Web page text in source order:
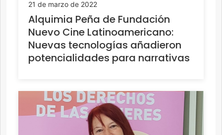
21 de marzo de 2022
Alquimia Peña de Fundación
Nuevo Cine Latinoamericano:
Nuevas tecnologías añadieron
potencialidades para narrativas